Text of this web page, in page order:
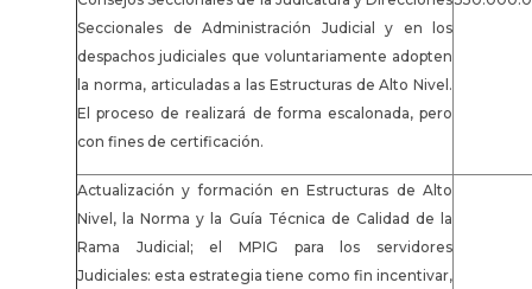
Seccionales de Administración Judicial y en los
despachos judiciales que voluntariamente adopten
la norma, articuladas a las Estructuras de Alto Nivel.
El proceso de realizará de forma escalonada, pero
con fines de certificación.
Actualización y formación en Estructuras de Alto
Nivel, la Norma y la Guía Técnica de Calidad de la
Rama Judicial; el MPIG para los servidores
Judiciales: esta estrategia tiene como fin incentivar,